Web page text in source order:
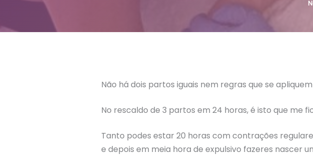
Não há dois partos iguais nem regras que se
No rescaldo de 3 partos em 24 horas, é isto que me
Tanto podes estar 20 horas com contrações
e depois em meia hora de expulsivo fazeres nascer